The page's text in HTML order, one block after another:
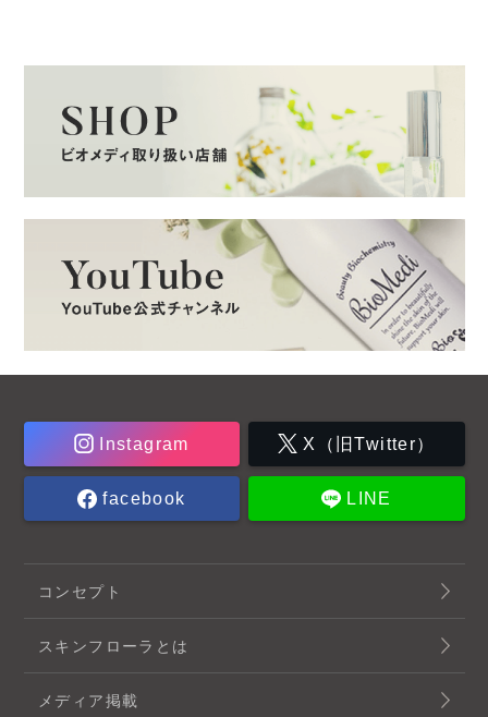
Instagram X（旧Twitter）
facebook LINE
コンセプト
スキンフローラとは
メディア掲載